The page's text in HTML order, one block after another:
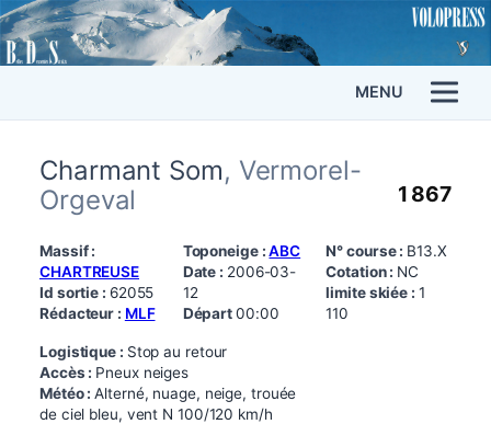
MENU
Charmant Som, Vermorel-
Orgeval
1 867
Massif :
CHARTREUSE
Id sortie : 62055
Rédacteur : MLF
Toponeige :ABC
Date : 2006-03-
12
Départ00:00
N° course : B13.X
Cotation : NC
limite skiée : 1
110
Logistique : Stop au retour
Accès : Pneux neiges
Météo :Alterné, nuage, neige, trouée
de ciel bleu, vent N 100/120 km/h